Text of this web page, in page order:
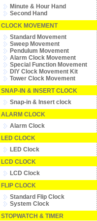
Minute & Hour Hand
Second Hand
CLOCK MOVEMENT
Standard Movement
Sweep Movement
Pendulum Movement
Alarm Clock Movement
Special Function Movement
DIY Clock Movement Kit
Tower Clock Movement
SNAP-IN & INSERT CLOCK
Snap-in & Insert clock
ALARM CLOCK
Alarm Clock
LED CLOCK
LED Clock
LCD CLOCK
LCD Clock
FLIP CLOCK
Standard Flip Clock
System Clock
STOPWATCH & TIMER